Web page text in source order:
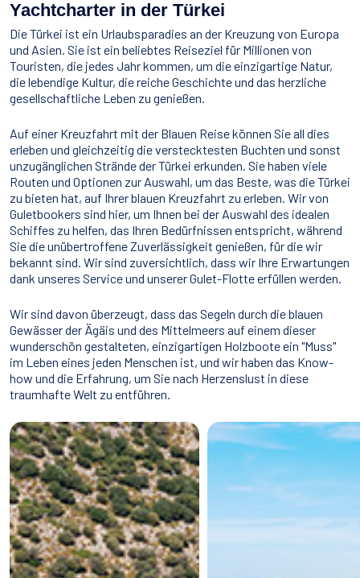
Cibo E Bevande
Come Prenotare
Termini e Condizioni
Stai Cercando un Caicco?
Contattaci
Yachtcharter in der Türkei
Die Türkei ist ein Urlaubsparadies an der Kreuzung von Europa
und Asien. Sie ist ein beliebtes Reiseziel für Millionen von
Touristen, die jedes Jahr kommen, um die einzigartige Natur,
die lebendige Kultur, die reiche Geschichte und das herzliche
gesellschaftliche Leben zu genießen.
Auf einer Kreuzfahrt mit der Blauen Reise können Sie all dies
erleben und gleichzeitig die verstecktesten Buchten und sonst
unzugänglichen Strände der Türkei erkunden. Sie haben viele
Routen und Optionen zur Auswahl, um das Beste, was die Türkei
zu bieten hat, auf Ihrer blauen Kreuzfahrt zu erleben. Wir von
Guletbookers sind hier, um Ihnen bei der Auswahl des idealen
Schiffes zu helfen, das Ihren Bedürfnissen entspricht, während
Sie die unübertroffene Zuverlässigkeit genießen, für die wir
bekannt sind. Wir sind zuversichtlich, dass wir Ihre Erwartungen
dank unseres Service und unserer Gulet-Flotte erfüllen werden.
Wir sind davon überzeugt, dass das Segeln durch die blauen
Gewässer der Ägäis und des Mittelmeers auf einem dieser
wunderschön gestalteten, einzigartigen Holzboote ein "Muss"
im Leben eines jeden Menschen ist, und wir haben das Know-
how und die Erfahrung, um Sie nach Herzenslust in diese
traumhafte Welt zu entführen.